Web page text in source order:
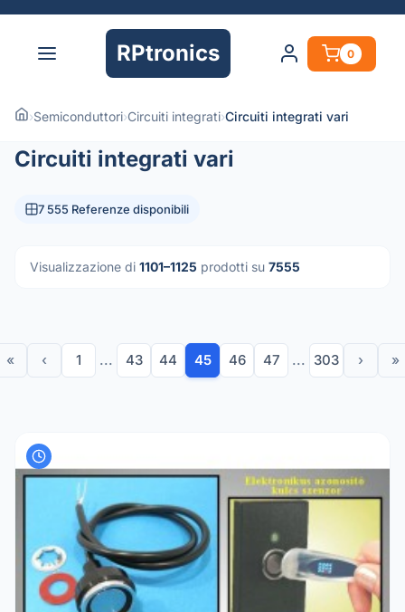
RPtronics 0
›Semiconduttori›Circuiti integrati›Circuiti integrati vari
Circuiti integrati vari
7 555 Referenze disponibili
Visualizzazione di 1101–1125 prodotti su 7555
« ‹ 1 ... 43 44 45 46 47 ... 303 › »